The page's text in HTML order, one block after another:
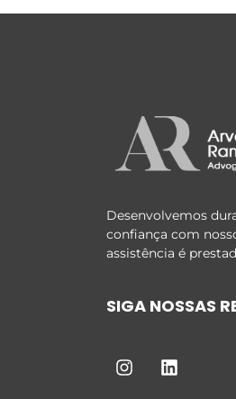
Desenvolvemos
confiança com
assistência é
SIGA NOSSAS